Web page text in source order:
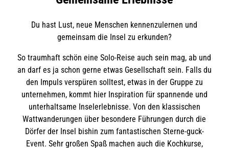
Du hast Lust, neue Menschen kennenzulernen und
gemeinsam die Insel zu erkunden?
So traumhaft schön eine Solo-Reise auch sein mag, ab und
an darf es ja schon gerne etwas Gesellschaft sein. Falls du
den Impuls verspüren solltest, etwas in der Gruppe zu
unternehmen, kommt hier Inspiration für spannende und
unterhaltsame Inselerlebnisse. Von den klassischen
Wattwanderungen über besondere Führungen durch die
Dörfer der Insel bishin zum fantastischen Sterne-guck-
Event. Sehr großen Spaß machen auch die Kochkurse,